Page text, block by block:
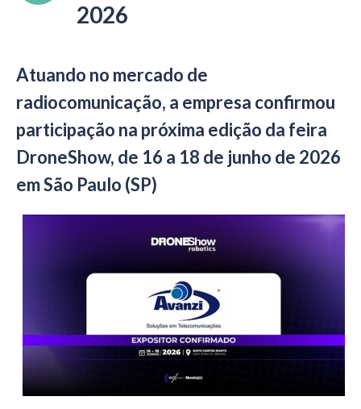
2026
Atuando no mercado de
radiocomunicação, a empresa confirmou
participação na próxima edição da feira
DroneShow, de 16 a 18 de junho de 2026
em São Paulo (SP)